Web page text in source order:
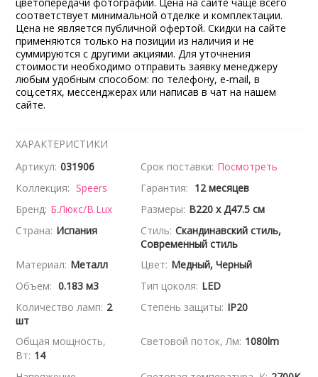
соответствует минимальной отделке и комплектации.
Цена не является публичной офертой. Скидки на сайте
применяются только на позиции из наличия и не
суммируются с другими акциями. Для уточнения
стоимости необходимо отправить заявку менеджеру
любым удобным способом: по телефону, e-mail, в
соц.сетях, мессенджерах или написав в чат на нашем
сайте.
ХАРАКТЕРИСТИКИ
Артикул: 031906 Срок поставки: Посмотреть
Коллекция: Speers Гарантия: 12 месяцев
Бренд: Б.Люкс/B.Lux Размеры: В220 x Д47.5 см
Страна: Испания Стиль: Скандинавский стиль,
Современный стиль
Материал: Металл Цвет: Медный, Черный
Объем: 0.183 м3 Тип цоколя: LED
Количество ламп: 2
шт
Степень защиты: IP20
Общая мощность,
Вт: 14
Световой поток, Лм: 1080lm